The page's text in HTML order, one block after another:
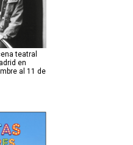
teatral
en
al 11 de